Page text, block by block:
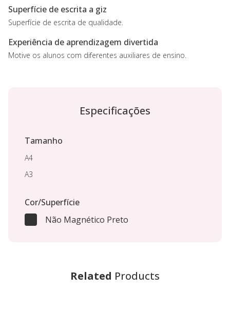
Superfície de escrita a giz
Superfície de escrita de qualidade.
Experiência de aprendizagem divertida
Motive os alunos com diferentes auxiliares de ensino.
Especificações
Tamanho
A4
A3
Cor/Superfície
Não Magnético Preto
Related Products